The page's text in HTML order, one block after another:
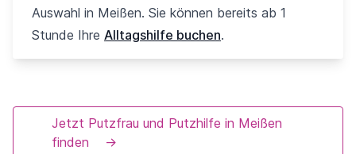
Auswahl in Meißen. Sie können bereits ab 1
Stunde Ihre Alltagshilfe buchen.
Jetzt Putzfrau und Putzhilfe in Meißen
finden
→